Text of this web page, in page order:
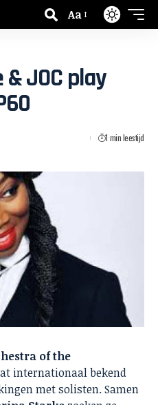
Aa
JOC play
1 min leestijd
of the
internationaal bekend
met solisten. Samen